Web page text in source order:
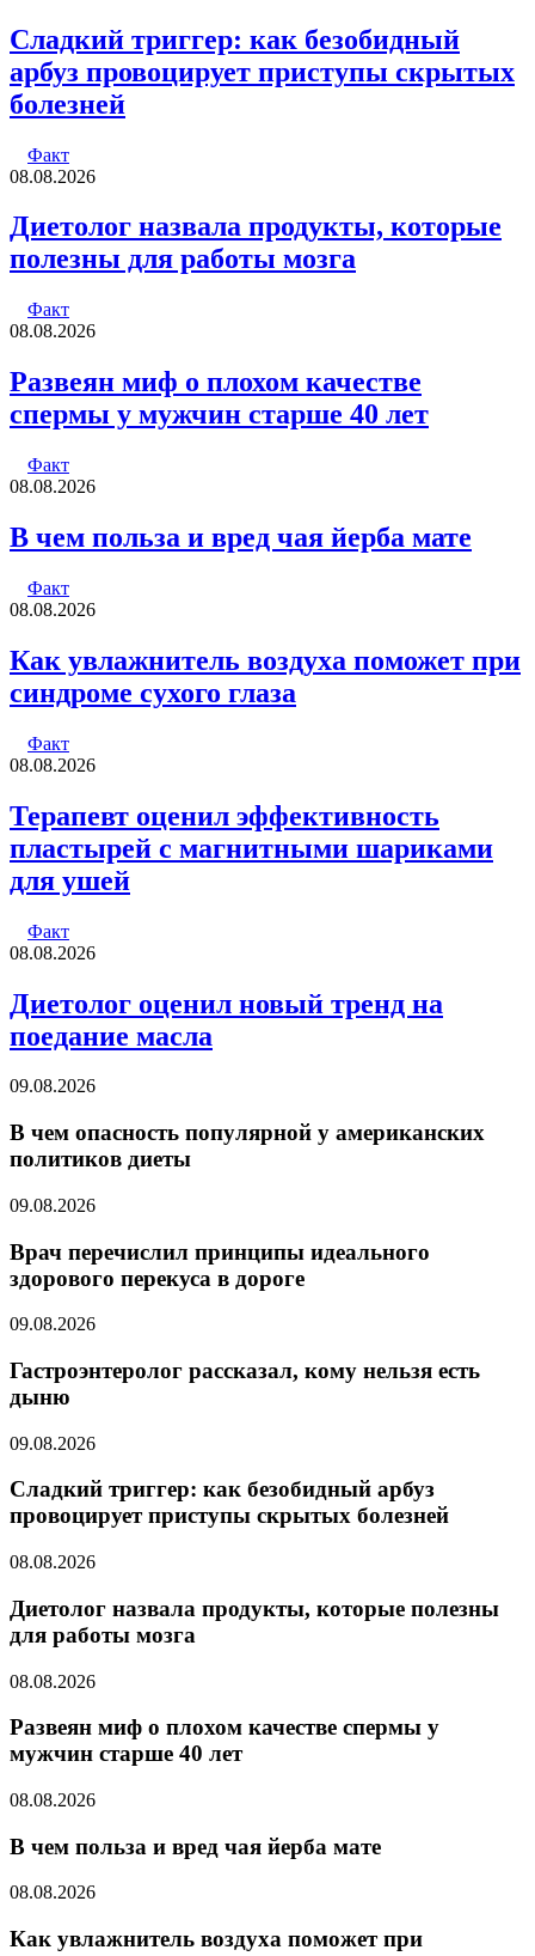
Сладкий триггер: как безобидный
арбуз провоцирует приступы скрытых
болезней
Факт
08.08.2026
Диетолог назвала продукты, которые
полезны для работы мозга
Факт
08.08.2026
Развеян миф о плохом качестве
спермы у мужчин старше 40 лет
Факт
08.08.2026
В чем польза и вред чая йерба мате
Факт
08.08.2026
Как увлажнитель воздуха поможет при
синдроме сухого глаза
Факт
08.08.2026
Терапевт оценил эффективность
пластырей с магнитными шариками
для ушей
Факт
08.08.2026
Диетолог оценил новый тренд на
поедание масла
09.08.2026
В чем опасность популярной у американских
политиков диеты
09.08.2026
Врач перечислил принципы идеального
здорового перекуса в дороге
09.08.2026
Гастроэнтеролог рассказал, кому нельзя есть
дыню
09.08.2026
Сладкий триггер: как безобидный арбуз
провоцирует приступы скрытых болезней
08.08.2026
Диетолог назвала продукты, которые полезны
для работы мозга
08.08.2026
Развеян миф о плохом качестве спермы у
мужчин старше 40 лет
08.08.2026
В чем польза и вред чая йерба мате
08.08.2026
Как увлажнитель воздуха поможет при